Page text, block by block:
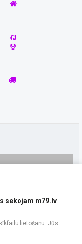
sekojam m79.lv
lietošanu. Jūs